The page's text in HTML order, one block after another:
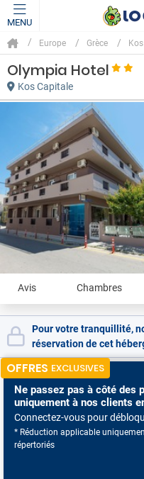
MENU
Europe Grèce Kos
Olympia Hotel
Kos Capitale
Avis Chambres
Pour votre tranquillité,
réservation de cet
OFFRES EXCLUSIVES
Ne passez pas à côté des
uniquement à nos clients
Connectez-vous pour
* Réduction applicable
répertoriés